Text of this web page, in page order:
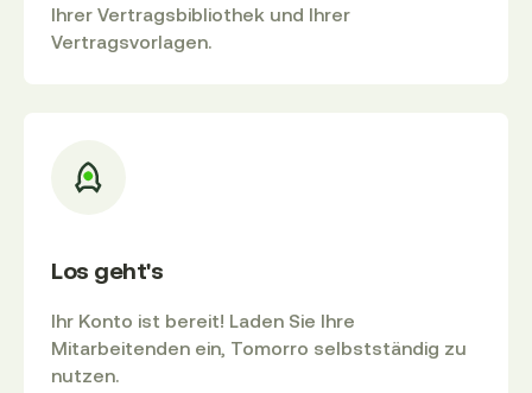
Ihrer Vertragsbibliothek und Ihrer
Vertragsvorlagen.
Los geht's
Ihr Konto ist bereit! Laden Sie Ihre
Mitarbeitenden ein, Tomorro selbstständig zu
nutzen.